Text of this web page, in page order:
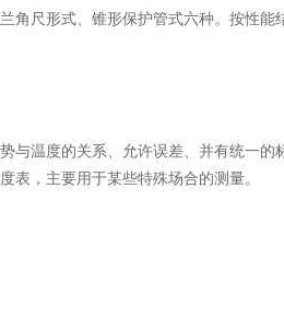
尺形式、锥形保护管式六种。按性
温度的关系、允许误差、并有统一
表，主要用于某些特殊场合的测量。